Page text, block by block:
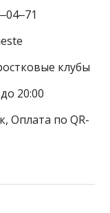
клубы
20:00
Оплата по QR-